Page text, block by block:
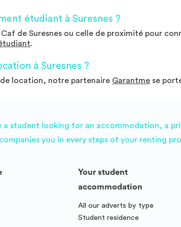
étudiant à Suresnes ?
de Suresnes ou celle de proximité pour
.
à Suresnes ?
de location, notre partenaire Garantme se
a student looking for an accommodation, a
you in every steps of your renting
Your student
accommodation
All our adverts by type
Student residence